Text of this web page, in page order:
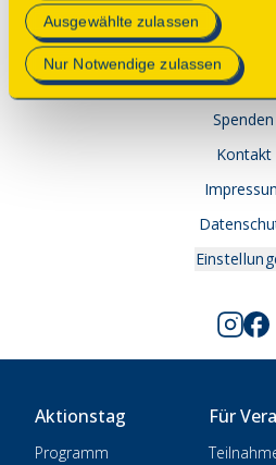
Mehr Informationen finden Sie in
Datenschutzerklärung.
Ausgewählte zulassen
Nur Notwendige zulassen
© 2025 Deutsche Stiftung
1 • 53113
Spenden
Kontakt
Aktionstag
Programm
Für